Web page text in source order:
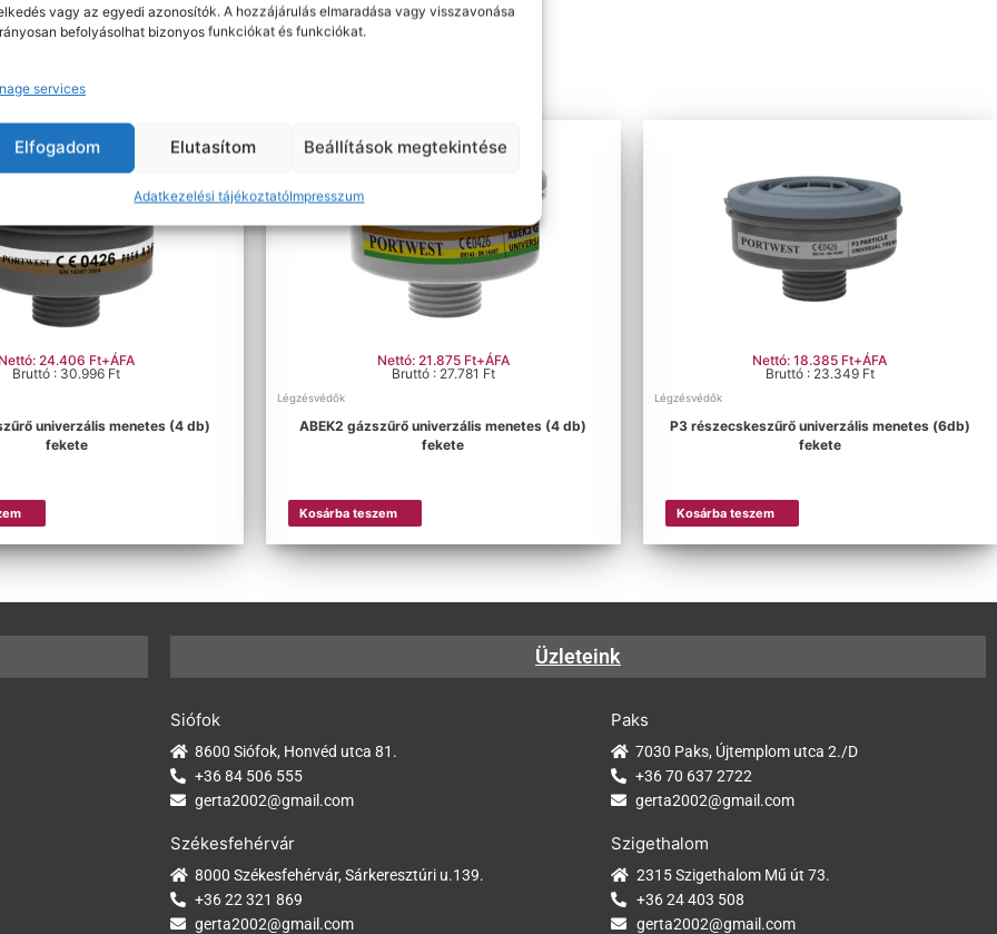
vagy az egyedi azonosítók. A hozzájárulás elmaradása vagy visszavonása
befolyásolhat bizonyos funkciókat és funkciókat.
services
Elfogadom Elutasítom Beállítások megtekintése
Adatkezelési tájékoztatóImpresszum
Címke:Portwest
24.406 Ft+ÁFA
Bruttó : 30.996 Ft
univerzális menetes (4 db)
fekete
Nettó: 21.875 Ft+ÁFA
Bruttó : 27.781 Ft
Légzésvédők
ABEK2 gázszűrő univerzális menetes (4 db)
fekete
Kosárba teszem
Nettó: 18.385 Ft+ÁFA
Bruttó : 23.349 Ft
Légzésvédők
P3 részecskeszűrő univerzális menetes (6db)
fekete
Kosárba teszem
Üzleteink
Siófok
8600 Siófok, Honvéd utca 81.
+36 84 506 555
gerta2002@gmail.com
Paks
7030 Paks, Újtemplom utca 2./D
+36 70 637 2722
gerta2002@gmail.com
Székesfehérvár
8000 Székesfehérvár, Sárkeresztúri u.139.
+36 22 321 869
gerta2002@gmail.com
Szigethalom
2315 Szigethalom Mű út 73.
+36 24 403 508
gerta2002@gmail.com